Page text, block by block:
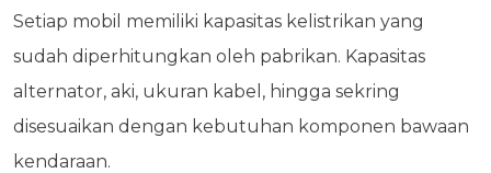
Setiap mobil memiliki kapasitas kelistrikan yang
sudah diperhitungkan oleh pabrikan. Kapasitas
alternator, aki, ukuran kabel, hingga sekring
disesuaikan dengan kebutuhan komponen bawaan
kendaraan.